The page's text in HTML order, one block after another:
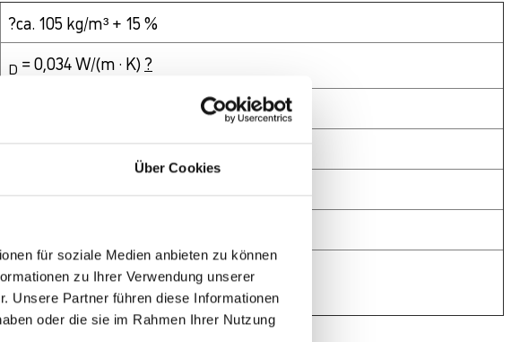
Über Cookies
für soziale Medien anbieten zu können
zu Ihrer Verwendung unserer
Unsere Partner führen diese Informationen
oder die sie im Rahmen Ihrer Nutzung
?ca. 105 kg/m³ + 15 %
D = 0,034 W/(m · K)?
?µ = ~1 gemäß DIN EN 12086?
?> 20 kPa nach DIN EN 826?
?> 1000 °C nach DIN EN 13501?
?30 kPa*s/m?